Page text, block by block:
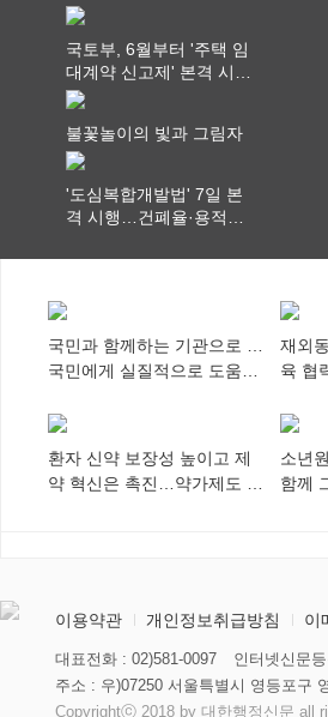
체계 구축
국토부, 6월부터 '주택 임
대계약 신고제' 본격 시
행…실거래가 투명화 기
불꽃놀이의 빛과 그림자
'도심복합개발법' 7일 본
격 시행…건폐율·용적률
국민과 함께하는 기관으로 …
국민에게 실질적으로 도움이
재외
육 협
다”
환자 신약 보장성 높이고 제
약 혁신은 촉진…약가제도 개
소년
함께
이용약관 개인정보취급방침 이
대표전화 : 02)581-0097 인터넷신문
주소 : 우)07250 서울특별시 영등포구
Copyrightⓒ 2018 by 대한행정신문 all